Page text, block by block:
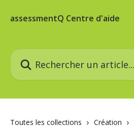
assessmentQ Centre d'aide
Rechercher un article...
Toutes les collections Création